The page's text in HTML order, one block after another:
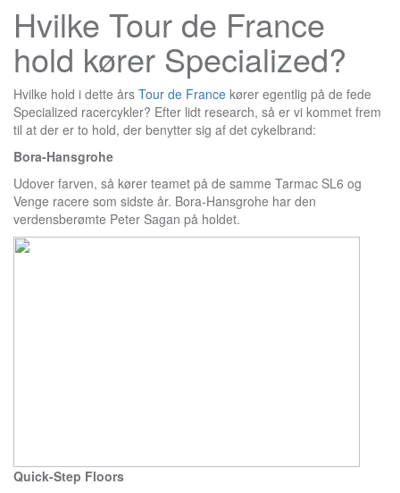
Hvilke Tour de France
hold kører Specialized?
Hvilke hold i dette års Tour de France kører egentlig på de fede
Specialized racercykler? Efter lidt research, så er vi kommet frem
til at der er to hold, der benytter sig af det cykelbrand:
Bora-Hansgrohe
Udover farven, så kører teamet på de samme Tarmac SL6 og
Venge racere som sidste år. Bora-Hansgrohe har den
verdensberømte Peter Sagan på holdet.
Quick-Step Floors